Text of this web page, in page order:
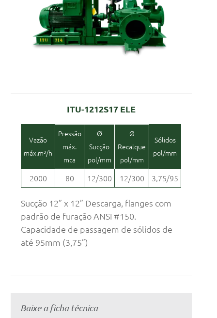
ITU-1212S17 ELE
Vazão
máx.m³/h
Pressão
máx.
mca
Ø
Sucção
pol/mm
Ø
Recalque
pol/mm
Sólidos
pol/mm
2000 80 12/300 12/300 3,75/95
Sucção 12” x 12” Descarga, flanges com
padrão de furação ANSI #150.
Capacidade de passagem de sólidos de
até 95mm (3,75”)
Baixe a ficha técnica